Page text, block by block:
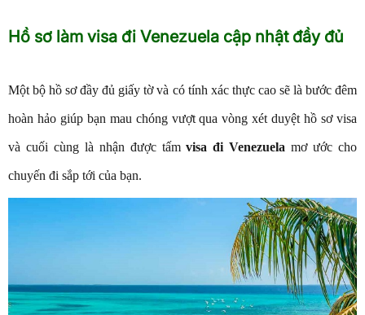
Hồ sơ làm visa đi Venezuela cập nhật đầy đủ
Một bộ hồ sơ đầy đủ giấy tờ và có tính xác thực cao sẽ là bước đêm
hoàn hảo giúp bạn mau chóng vượt qua vòng xét duyệt hồ sơ visa
và cuối cùng là nhận được tấmvisa đi Venezuela mơ ước cho
chuyến đi sắp tới của bạn.